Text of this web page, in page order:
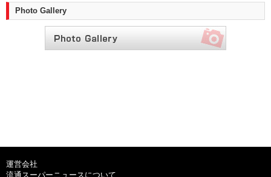
Photo Gallery
運営会社
流通スーパーニュースについて